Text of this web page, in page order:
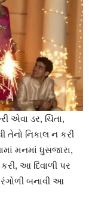
એવા ડર, ચિંતા,
તેનો નિકાલ ન કરી
મનમાં ધુસજારા,
આ દિવાળી પર
બનાવી આ